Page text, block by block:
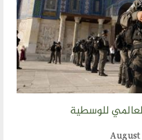
للوسطية